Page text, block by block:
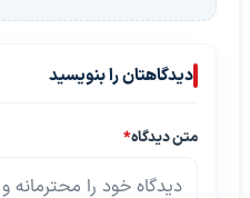
دیدگاهتان را بنویسید
متن دیدگاه*